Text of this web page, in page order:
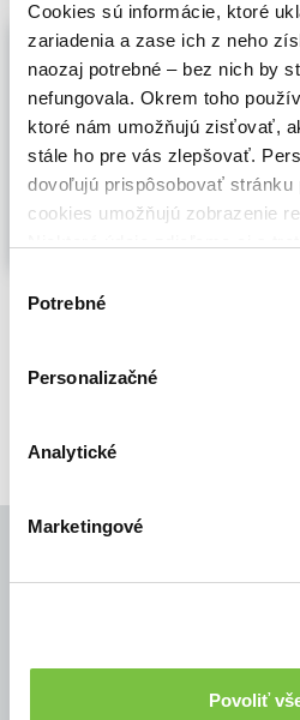
Cookies sú informácie, ktoré
zariadenia a zase ich z neho
naozaj potrebné – bez nich by
nefungovala. Okrem toho
ktoré nám umožňujú zisťovať,
stále ho pre vás zlepšovať.
dovoľujú prispôsobovať stránku
cookies umožňujú zobrazenie
cookies.
súhlasu
Potrebné
Personalizačné
Analytické
Marketingové
Povoliť
Hry s
(e-kniha)
Katarína
Táto knižka
deťom s
deti, ktorým
vývinová
aj pre deti,
7,62€
© Všetky práva